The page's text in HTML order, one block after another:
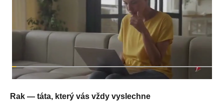
Rak — táta, který vás vždy vyslechne